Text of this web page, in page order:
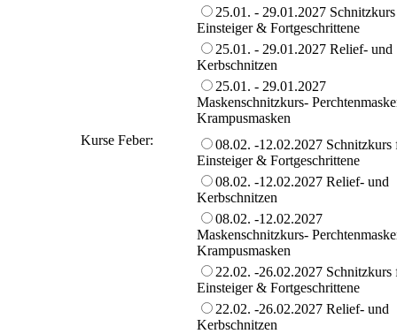
25.01. - 29.01.2027
Einsteiger & Fortgeschrittene
25.01. - 29.01.2027 Relief- und
Kerbschnitzen
25.01. - 29.01.2027
Maskenschnitzkurs-
Krampusmasken
Kurse Feber:
08.02. -12.02.2027 Schnitzkurs
Einsteiger & Fortgeschrittene
08.02. -12.02.2027 Relief- und
Kerbschnitzen
08.02. -12.02.2027
Maskenschnitzkurs-
Krampusmasken
22.02. -26.02.2027 Schnitzkurs
Einsteiger & Fortgeschrittene
22.02. -26.02.2027 Relief- und
Kerbschnitzen